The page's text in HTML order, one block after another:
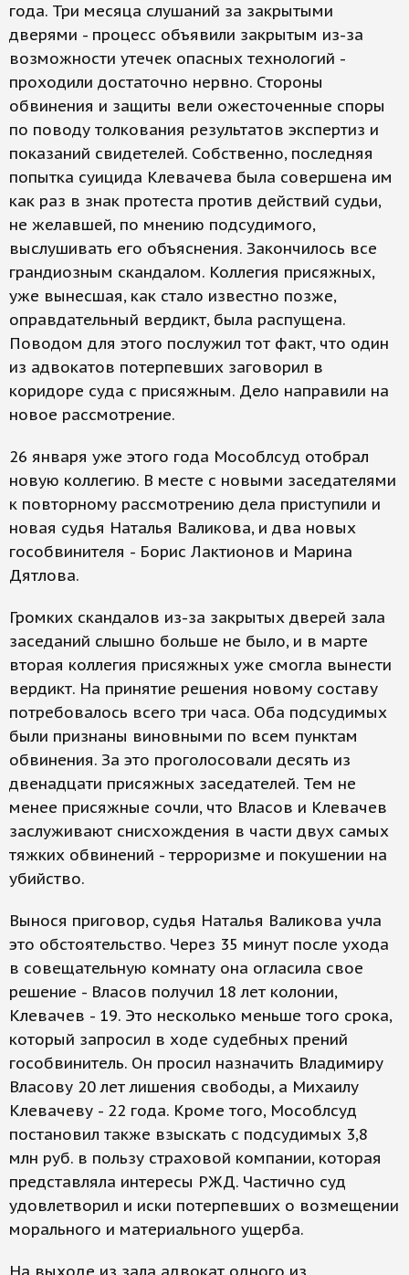
года. Три месяца слушаний за закрытыми
дверями - процесс объявили закрытым из-за
возможности утечек опасных технологий -
проходили достаточно нервно. Стороны
обвинения и защиты вели ожесточенные споры
по поводу толкования результатов экспертиз и
показаний свидетелей. Собственно, последняя
попытка суицида Клевачева была совершена им
как раз в знак протеста против действий судьи,
не желавшей, по мнению подсудимого,
выслушивать его объяснения. Закончилось все
грандиозным скандалом. Коллегия присяжных,
уже вынесшая, как стало известно позже,
оправдательный вердикт, была распущена.
Поводом для этого послужил тот факт, что один
из адвокатов потерпевших заговорил в
коридоре суда с присяжным. Дело направили на
новое рассмотрение.
26 января уже этого года Мособлсуд отобрал
новую коллегию. В месте с новыми заседателями
к повторному рассмотрению дела приступили и
новая судья Наталья Валикова, и два новых
гособвинителя - Борис Лактионов и Марина
Дятлова.
Громких скандалов из-за закрытых дверей зала
заседаний слышно больше не было, и в марте
вторая коллегия присяжных уже смогла вынести
вердикт. На принятие решения новому составу
потребовалось всего три часа. Оба подсудимых
были признаны виновными по всем пунктам
обвинения. За это проголосовали десять из
двенадцати присяжных заседателей. Тем не
менее присяжные сочли, что Власов и Клевачев
заслуживают снисхождения в части двух самых
тяжких обвинений - терроризме и покушении на
убийство.
Вынося приговор, судья Наталья Валикова учла
это обстоятельство. Через 35 минут после ухода
в совещательную комнату она огласила свое
решение - Власов получил 18 лет колонии,
Клевачев - 19. Это несколько меньше того срока,
который запросил в ходе судебных прений
гособвинитель. Он просил назначить Владимиру
Власову 20 лет лишения свободы, а Михаилу
Клевачеву - 22 года. Кроме того, Мособлсуд
постановил также взыскать с подсудимых 3,8
млн руб. в пользу страховой компании, которая
представляла интересы РЖД. Частично суд
удовлетворил и иски потерпевших о возмещении
морального и материального ущерба.